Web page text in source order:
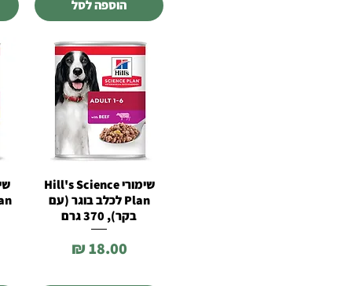
הוספה לסל
תצוגה מהירה
שימורי Hill's Science
Plan לכלב בוגר (עם
בקר), 370 גרם
מחיר